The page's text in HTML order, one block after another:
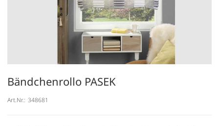
Bändchenrollo PASEK
Art.Nr.: 348681